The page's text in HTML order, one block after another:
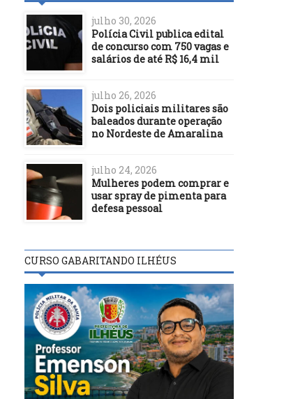
ILHÉUS
17/03/20
Câmara de Ilhéus suspende
atividades para prevenir
contagio do coronavírus
ILHÉUS
23/08/19
Castelo Novo recebeu
mutirão de saúde
julho 30, 2026
Polícia Civil publica edital
de concurso com 750 vagas e
salários de até R$ 16,4 mil
julho 26, 2026
Dois policiais militares são
baleados durante operação
no Nordeste de Amaralina
julho 24, 2026
Mulheres podem comprar e
usar spray de pimenta para
defesa pessoal
CURSO GABARITANDO ILHÉUS